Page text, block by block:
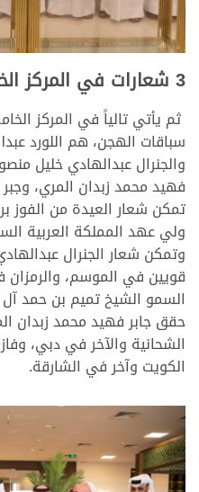
3 شعارات في المركز الخامس
سباقات الهجن، هم اللورد
والجنرال عبدالهادي خليل
فهيد محمد زبدان المري،
تمكن شعار العيدة من الفوز
ولي عهد المملكة العربية
وتمكن شعار الجنرال
قويين في الموسم،
السمو الشيخ تميم بن حمد آل
حقق جابر فهيد محمد زبدان
الشحانية والآخر في دبي،
الكويت وآخر في الشارقة.